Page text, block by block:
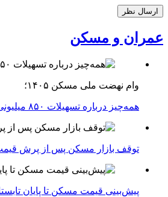
عمران و مسکن
وام نهضت ملی مسکن ۱۴۰۵؛
همه‌چیز درباره تسهیلات ۸۵۰ میلیونی
توقف بازار مسکن پس از پرش
پیش‌بینی قیمت مسکن تا پایان تابستان